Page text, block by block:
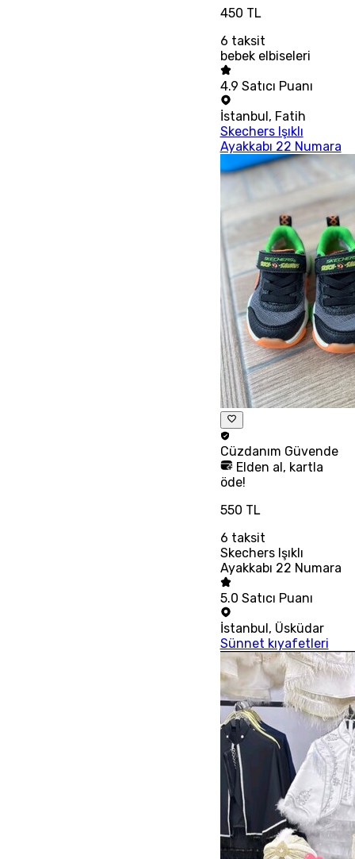
450 TL
6 taksit
bebek elbiseleri
4.9 Satıcı Puanı
İstanbul, Fatih
Skechers Işıklı
Ayakkabı 22 Numara
Cüzdanım Güvende
Elden al, kartla
öde!
550 TL
6 taksit
Skechers Işıklı
Ayakkabı 22 Numara
5.0 Satıcı Puanı
İstanbul, Üsküdar
Sünnet kıyafetleri